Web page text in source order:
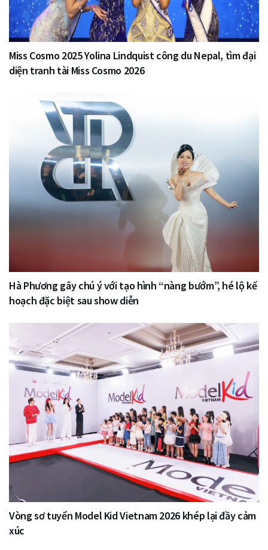
Miss Cosmo 2025 Yolina Lindquist công du Nepal, tìm đại
diện tranh tài Miss Cosmo 2026
Hà Phương gây chú ý với tạo hình “nàng bướm”, hé lộ kế
hoạch đặc biệt sau show diễn
Vòng sơ tuyển Model Kid Vietnam 2026 khép lại đầy cảm
xúc